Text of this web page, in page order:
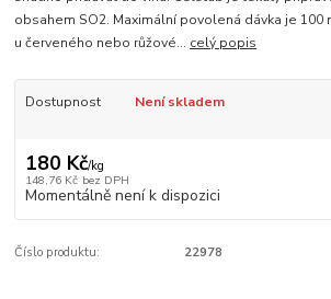
obsahem SO2. Maximální povolená dávka je 100
u červeného nebo růžové... celý popis
Dostupnost Není skladem
180 Kč/kg
148,76 Kč bez DPH
Momentálně není k dispozici
Číslo produktu: 22978